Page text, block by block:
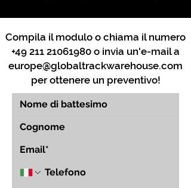
Compila il modulo o chiama il numero
+49 211 21061980 o invia un'e-mail a
europe@globaltrackwarehouse.com
per ottenere un preventivo!